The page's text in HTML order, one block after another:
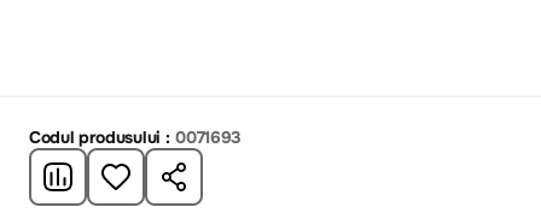
Codul produsului : 0071693